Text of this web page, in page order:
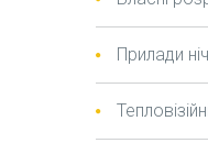
Прилади